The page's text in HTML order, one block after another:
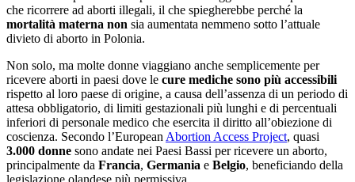
che ricorrere ad aborti illegali, il che spiegherebbe perché la
mortalità materna non sia aumentata nemmeno sotto l’attuale
divieto di aborto in Polonia.
Non solo, ma molte donne viaggiano anche semplicemente per
ricevere aborti in paesi dove le cure mediche sono più accessibili
rispetto al loro paese di origine, a causa dell’assenza di un periodo di
attesa obbligatorio, di limiti gestazionali più lunghi e di percentuali
inferiori di personale medico che esercita il diritto all’obiezione di
coscienza. Secondo l’European Abortion Access Project, quasi
3.000 donne sono andate nei Paesi Bassi per ricevere un aborto,
principalmente da Francia, Germania e Belgio, beneficiando della